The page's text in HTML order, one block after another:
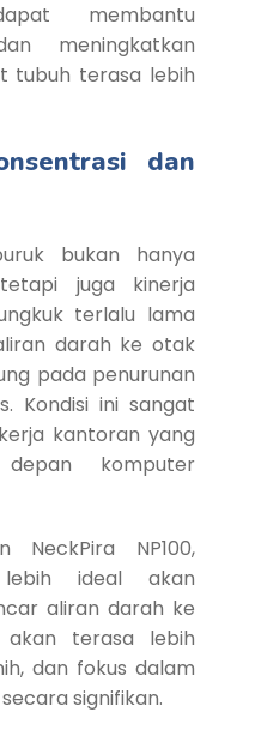
membantu
meningkatkan
tubuh terasa lebih
dan
bukan hanya
juga kinerja
terlalu lama
darah ke otak
pada penurunan
Kondisi ini sangat
kantoran yang
komputer
NeckPira NP100,
ideal akan
aliran darah ke
akan terasa lebih
dan fokus dalam
signifikan.